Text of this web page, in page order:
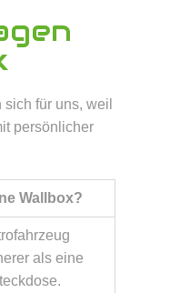
für uns, weil
persönlicher
Wallbox?
als eine